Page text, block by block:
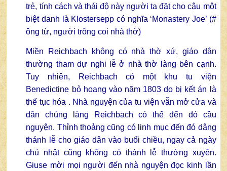
trẻ, tính cách và thái độ này người ta đặt cho cậu một
biệt danh là Klostersepp có nghĩa ‘Monastery Joe’ (#
ông từ, người trông coi nhà thờ)
Miền Reichbach không có nhà thờ xứ, giáo dân
thường tham dự nghi lễ ở nhà thờ làng bên cạnh.
Tuy nhiên, Reichbach có một khu tu viện
Benedictine bỏ hoang vào năm 1803 do bị kết án là
thế tục hóa . Nhà nguyện của tu viện vẫn mở cửa và
dân chúng làng Reichbach có thể đến đó cầu
nguyện. Thỉnh thoảng cũng có linh mục đến đó dâng
thánh lễ cho giáo dân vào buổi chiều, ngay cả ngày
chủ nhật cũng không có thánh lễ thường xuyên.
Giuse mời mọi người đến nhà nguyện đọc kinh lần